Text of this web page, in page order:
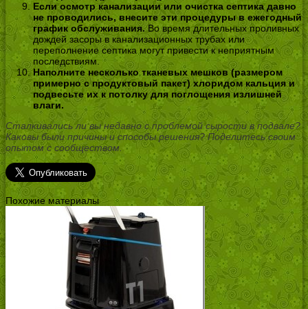
Если осмотр канализации или очистка септика давно
не проводились, внесите эти процедуры в ежегодный
график обслуживания.Во время длительных проливных
дождей засоры в канализационных трубах или
переполнение септика могут привести к неприятным
последствиям.
Наполните несколько тканевых мешков (размером
примерно с продуктовый пакет) хлоридом кальция и
подвесьте их к потолку для поглощения излишней
влаги.
Сталкивались ли вы недавно с проблемой сырости в подвале?
Каковы были причины и способы решения? Поделитесь своим
опытом с сообществом.
Похожие материалы